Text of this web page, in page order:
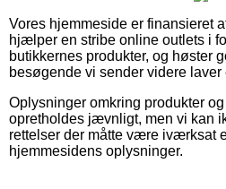
Vores hjemmeside er finansieret
hjælper en stribe online outlets i
butikkernes produkter, og høster
besøgende vi sender videre laver
Oplysninger omkring produkter
opretholdes jævnligt, men vi kan
rettelser der måtte være iværksat
hjemmesidens oplysninger.